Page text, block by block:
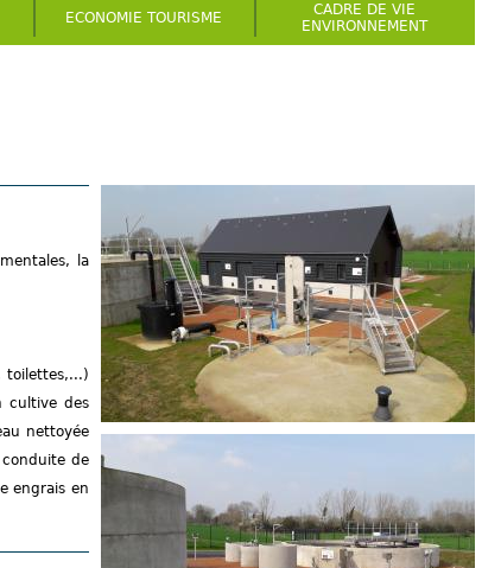
la
toilettes,...)
cultive des
nettoyée
de
engrais en
ECONOMIE TOURISME
CADRE DE VIE
ENVIRONNEMENT